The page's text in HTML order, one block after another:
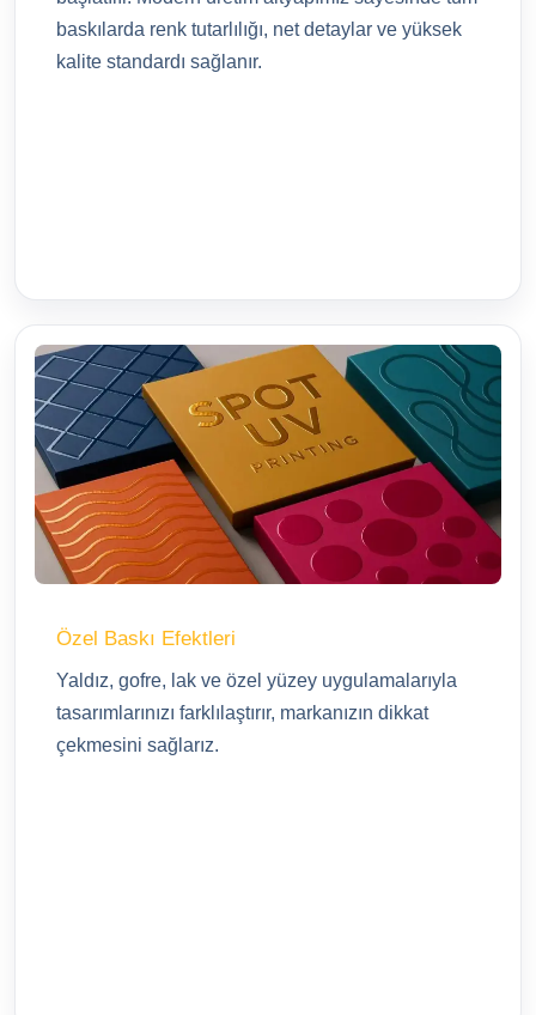
baskılarda renk tutarlılığı, net detaylar ve yüksek
kalite standardı sağlanır.
Özel Baskı Efektleri
Yaldız, gofre, lak ve özel yüzey uygulamalarıyla
tasarımlarınızı farklılaştırır, markanızın dikkat
çekmesini sağlarız.